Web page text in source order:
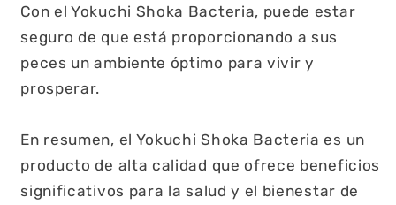
Con el Yokuchi Shoka Bacteria, puede estar
seguro de que está proporcionando a sus
peces un ambiente óptimo para vivir y
prosperar.
En resumen, el Yokuchi Shoka Bacteria es un
producto de alta calidad que ofrece beneficios
significativos para la salud y el bienestar de